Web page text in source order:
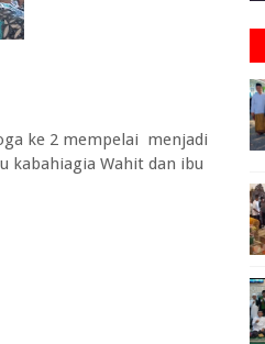
ke 2 mempelai menjadi
kabahiagia Wahit dan ibu